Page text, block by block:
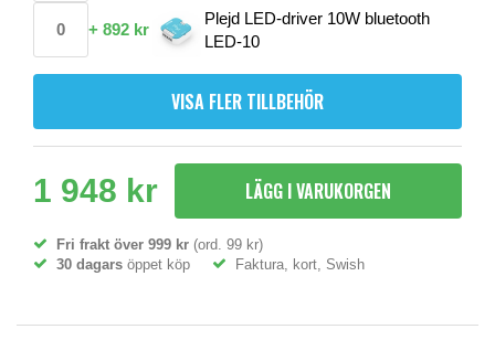
+ 892 kr
Plejd LED-driver 10W bluetooth
LED-10
VISA FLER TILLBEHÖR
1 948 kr LÄGG I VARUKORGEN
Fri frakt över 999 kr (ord. 99 kr)
30 dagars öppet köp Faktura, kort, Swish